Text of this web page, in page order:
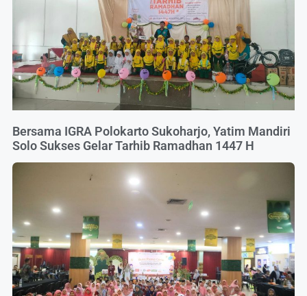
Bersama IGRA Polokarto Sukoharjo, Yatim Mandiri
Solo Sukses Gelar Tarhib Ramadhan 1447 H